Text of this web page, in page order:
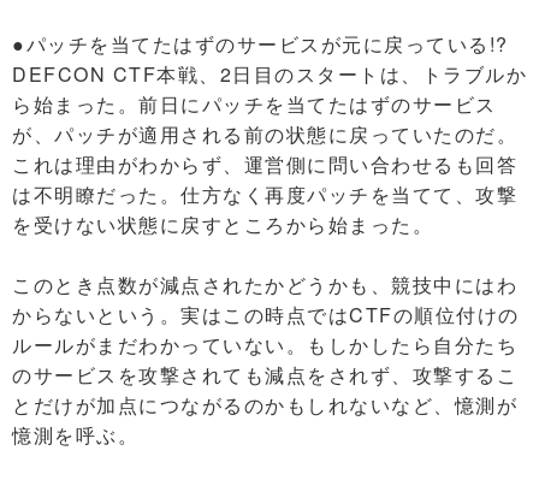
●パッチを当てたはずのサービスが元に戻っている!?
DEFCON CTF本戦、2日目のスタートは、トラブルか
ら始まった。前日にパッチを当てたはずのサービス
が、パッチが適用される前の状態に戻っていたのだ。
これは理由がわからず、運営側に問い合わせるも回答
は不明瞭だった。仕方なく再度パッチを当てて、攻撃
を受けない状態に戻すところから始まった。
このとき点数が減点されたかどうかも、競技中にはわ
からないという。実はこの時点ではCTFの順位付けの
ルールがまだわかっていない。もしかしたら自分たち
のサービスを攻撃されても減点をされず、攻撃するこ
とだけが加点につながるのかもしれないなど、憶測が
憶測を呼ぶ。